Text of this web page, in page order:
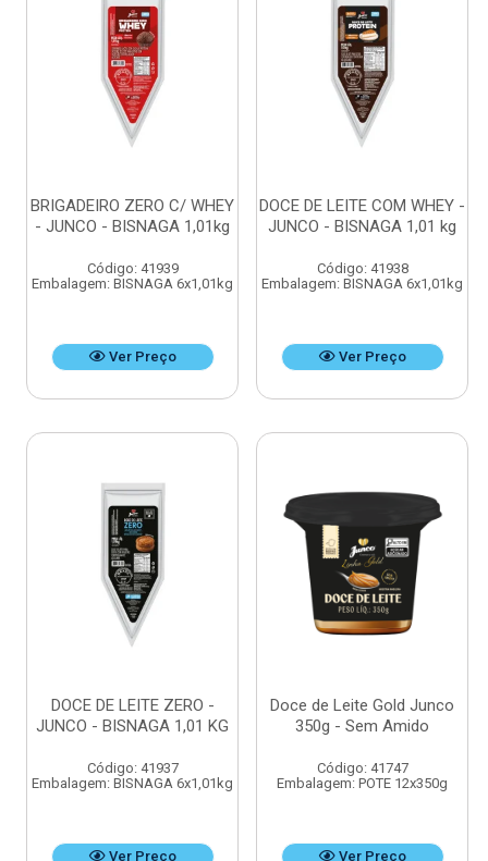
BRIGADEIRO ZERO C/ WHEY
- JUNCO - BISNAGA 1,01kg
Código: 41939
Embalagem: BISNAGA 6x1,01kg
Ver Preço
DOCE DE LEITE COM WHEY -
JUNCO - BISNAGA 1,01 kg
Código: 41938
Embalagem: BISNAGA 6x1,01kg
Ver Preço
DOCE DE LEITE ZERO -
JUNCO - BISNAGA 1,01 KG
Código: 41937
Embalagem: BISNAGA 6x1,01kg
Ver Preço
Doce de Leite Gold Junco
350g - Sem Amido
Código: 41747
Embalagem: POTE 12x350g
Ver Preço